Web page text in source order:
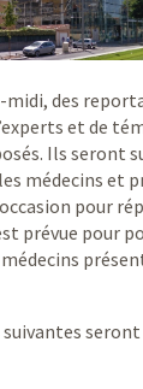
des
et de
Ils seront
les médecins et
pour
prévue pour